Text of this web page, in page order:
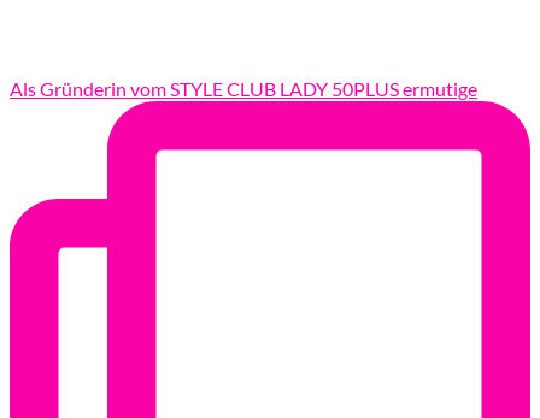
Als Gründerin vom STYLE CLUB LADY 50PLUS ermutige